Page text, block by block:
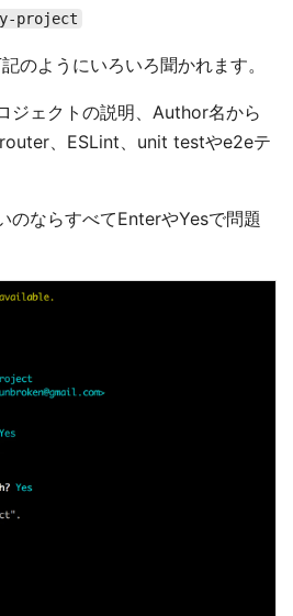
project
のようにいろいろ聞かれます。
ジェクトの説明、Author名から
、ESLint、unit testやe2eテ
のならすべてEnterやYesで問題